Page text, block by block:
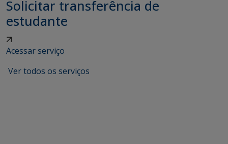
Solicitar transferência de
estudante
Acessar serviço
Ver todos os serviços